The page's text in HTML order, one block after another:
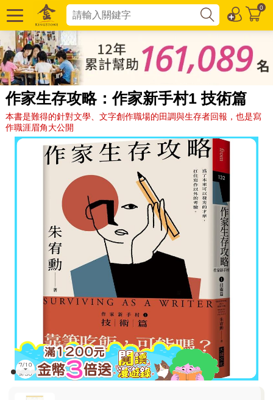
0
作家生存攻略：作家新手村1 技術篇
本書是難得的針對文學、文字創作職場的田調與生存者回報，也是寫
作職涯眉角大公開